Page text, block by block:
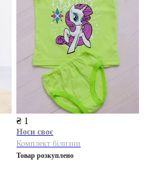
₴ 1
Носи своє
Комплект білизни
Товар розкуплено